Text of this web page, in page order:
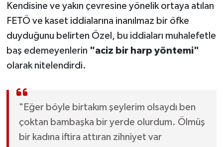
Kendisine ve yakın çevresine yönelik ortaya atılan
FETÖ ve kaset iddialarına inanılmaz bir öfke
duyduğunu belirten Özel, bu iddiaları muhalefetle
baş edemeyenlerin "aciz bir harp yöntemi"
olarak nitelendirdi.
"Eğer böyle birtakım şeylerim olsaydı ben
çoktan bambaşka bir yerde olurdum. Ölmüş
bir kadına iftira attıran zihniyet var